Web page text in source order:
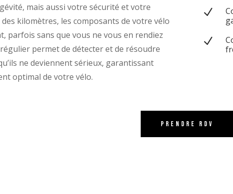
mais aussi votre sécurité et votre
kilomètres, les composants de votre vélo
parfois sans que vous ne vous en rendiez
permet de détecter et de résoudre
ne deviennent sérieux, garantissant
optimal de votre vélo.
N
N
prendre rdv